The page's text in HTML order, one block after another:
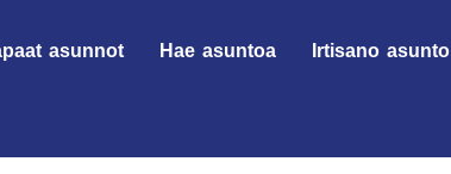
asunnot Hae asuntoa Irtisano asunto